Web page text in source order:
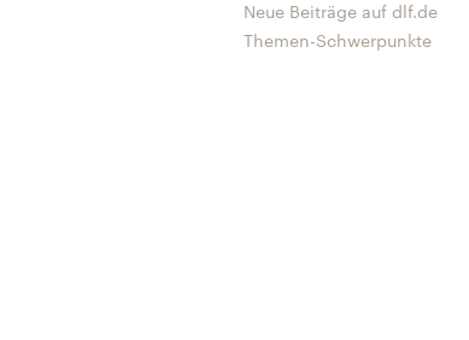
Neue Beiträge auf dlf.de
Themen-Schwerpunkte